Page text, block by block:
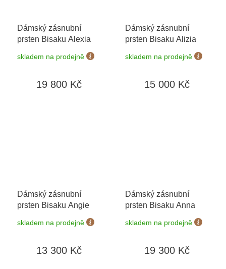
Dámský zásnubní
prsten Bisaku Alexia
skladem na prodejně
19 800 Kč
Dámský zásnubní
prsten Bisaku Alizia
skladem na prodejně
15 000 Kč
Dámský zásnubní
prsten Bisaku Angie
skladem na prodejně
13 300 Kč
Dámský zásnubní
prsten Bisaku Anna
skladem na prodejně
19 300 Kč